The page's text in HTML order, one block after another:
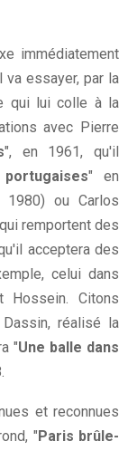
immédiatement
va essayer, par la
qui lui colle à la
avec Pierre
", en 1961, qu'il
" en
ou Carlos
remportent des
acceptera des
celui dans
Hossein. Citons
réalisé la
"Une balle dans
et reconnues
" Paris brûle-